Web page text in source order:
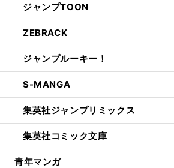
ジャンプTOON
ZEBRACK
ジャンプルーキー！
S-MANGA
集英社ジャンプリミックス
集英社コミック文庫
青年マンガ